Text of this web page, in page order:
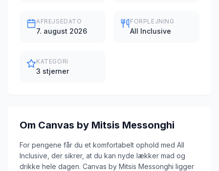
AFREJSEDATO
7. august 2026
FORPLEJNING
All Inclusive
KATEGORI
3 stjerner
Om Canvas by Mitsis Messonghi
For pengene får du et komfortabelt ophold med All
Inclusive, der sikrer, at du kan nyde lækker mad og
drikke hele dagen. Canvas by Mitsis Messonghi ligger